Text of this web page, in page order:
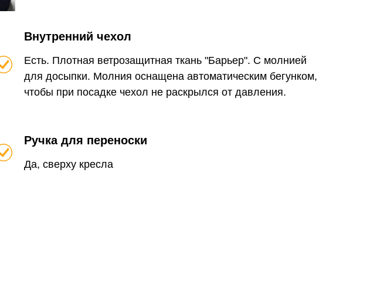
Внутренний чехол
Есть. Плотная ветрозащитная ткань "Барьер". С молнией
для досыпки. Молния оснащена автоматическим бегунком,
чтобы при посадке чехол не раскрылся от давления.
Ручка для переноски
Да, сверху кресла